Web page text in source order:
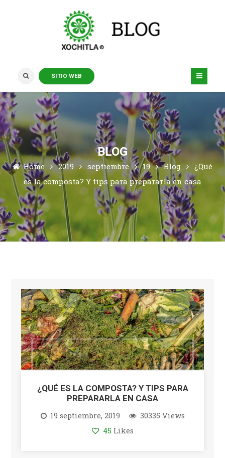
SITIO WEB
BLOG
Home 2019 septiembre 19 Blog
¿Qué
es la composta? Y tips para prepararla en casa
¿QUÉ ES LA COMPOSTA? Y TIPS PARA
PREPARARLA EN CASA
19 septiembre, 2019
30335 Views
45 Likes